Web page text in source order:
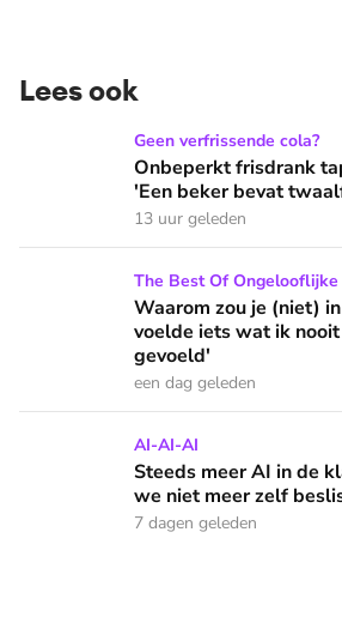
Lees ook
Onbeperkt frisdrank tappen in de
Geen verfrissende cola?
Onbeperkt frisdrank
'Een beker bevat
13 uur geleden
Waarom zou je (niet) in God
The Best Of Ongelooflijke
Waarom zou je (niet)
voelde iets wat ik
gevoeld'
een dag geleden
Steeds meer AI in de klas: 'Straks
AI-AI-AI
Steeds meer AI in de
we niet meer zelf
7 dagen geleden